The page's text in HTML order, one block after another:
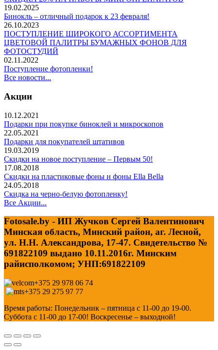
19.02.2025
Бинокль – отличный подарок к 23 февраля!
26.10.2023
ПОСТУПЛЕНИЕ ШИРОКОГО АССОРТИМЕНТА
ЦВЕТОВОЙ ПАЛИТРЫ БУМАЖНЫХ ФОНОВ ДЛЯ
ФОТОСТУДИЙ
02.11.2022
Поступление фотопленки!
Все новости...
Акции
10.12.2021
Подарки при покупке биноклей и микроскопов
22.05.2021
Подарки для покупателей штативов
19.03.2019
Скидки на новое поступление – Первым 50!
17.08.2018
Скидки на пластиковые фоны и фоны Ella Bella
24.05.2018
Скидка на черно-белую фотопленку!
Все Акции...
Fotosale.by - ИП Жучков Сергей Валентинович
Минская область, Минский район, аг. Лесной,
ул. Н.Н. Александрова, 17-47. Свидетельство №
691822109 выдано 10.11.2016г. Минским
райисполкомом; УНП:691822109
+375 29 978 06 74
+375 29 275 97 77
Время работы: Понедельник – пятница с 11-00 до 19-00.
Суббота с 11-00 до 17-00! Воскресенье – выходной!